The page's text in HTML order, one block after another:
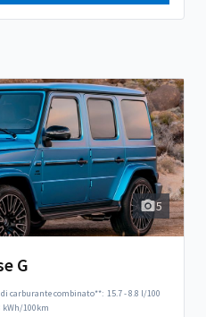
5
G
carburante combinato**: 15.7 - 8.8 l/100
kWh/100km